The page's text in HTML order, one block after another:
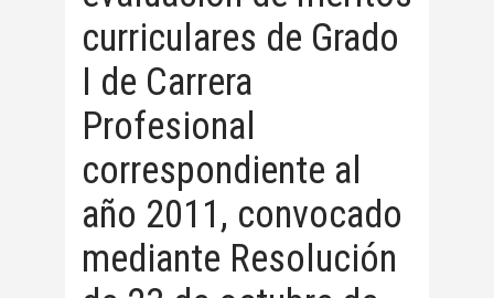
curriculares de Grado
I de Carrera
Profesional
correspondiente al
año 2011, convocado
mediante Resolución